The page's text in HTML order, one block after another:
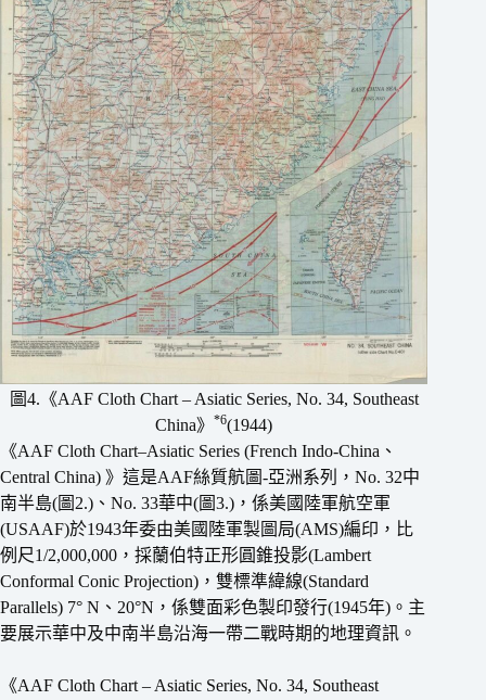
圖4.《AAF Cloth Chart – Asiatic Series, No. 34, Southeast
China》*6(1944)
《AAF Cloth Chart–Asiatic Series (French Indo-China、
Central China) 》這是AAF絲質航圖-亞洲系列，No. 32中
南半島(圖2.)、No. 33華中(圖3.)，係美國陸軍航空軍
(USAAF)於1943年委由美國陸軍製圖局(AMS)編印，比
例尺1/2,000,000，採蘭伯特正形圓錐投影(Lambert
Conformal Conic Projection)，雙標準緯線(Standard
Parallels) 7° N、20°N，係雙面彩色製印發行(1945年)。主
要展示華中及中南半島沿海一帶二戰時期的地理資訊。
《AAF Cloth Chart – Asiatic Series, No. 34, Southeast